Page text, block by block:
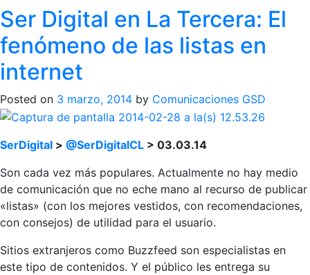
Ser Digital en La Tercera: El
fenómeno de las listas en
internet
Posted on 3 marzo, 2014 by Comunicaciones GSD
SerDigital > @SerDigitalCL > 03.03.14
Son cada vez más populares. Actualmente no hay medio
de comunicación que no eche mano al recurso de publicar
«listas» (con los mejores vestidos, con recomendaciones,
con consejos) de utilidad para el usuario.
Sitios extranjeros como Buzzfeed son especialistas en
este tipo de contenidos. Y el público les entrega su